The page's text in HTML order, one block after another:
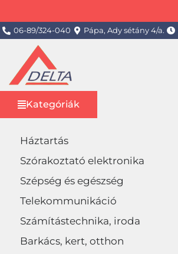
06-89/324-040 Pápa, Ady sétány 4/a.
Kategóriák
Háztartás
Szórakoztató elektronika
Szépség és egészség
Telekommunikáció
Számítástechnika, iroda
Barkács, kert, otthon